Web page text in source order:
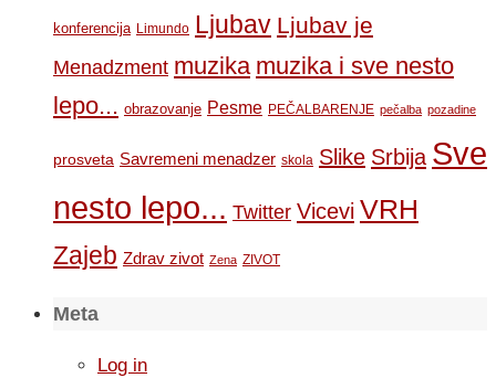
konferencija Limundo Ljubav Ljubav je
Menadzment muzika muzika i sve nesto
lepo... obrazovanje Pesme PEČALBARENJE pečalba pozadine
prosveta Savremeni menadzer skola Slike Srbija Sve
nesto lepo... Twitter Vicevi VRH
Zajeb Zdrav zivot Zena ZIVOT
Meta
Log in